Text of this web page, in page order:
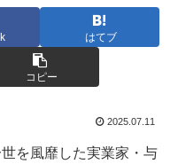
はてブ
コピー
2025.07.11
を風靡した実業家・与